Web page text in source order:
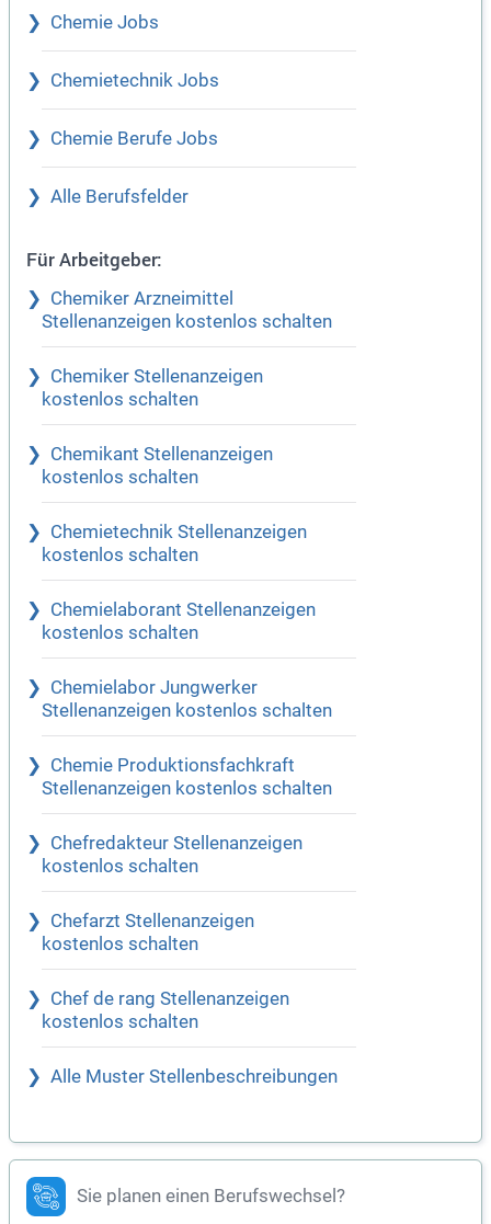
Chemie Jobs
Chemietechnik Jobs
Chemie Berufe Jobs
Alle Berufsfelder
Für Arbeitgeber:
Chemiker Arzneimittel
Stellenanzeigen kostenlos schalten
Chemiker Stellenanzeigen
kostenlos schalten
Chemikant Stellenanzeigen
kostenlos schalten
Chemietechnik Stellenanzeigen
kostenlos schalten
Chemielaborant Stellenanzeigen
kostenlos schalten
Chemielabor Jungwerker
Stellenanzeigen kostenlos schalten
Chemie Produktionsfachkraft
Stellenanzeigen kostenlos schalten
Chefredakteur Stellenanzeigen
kostenlos schalten
Chefarzt Stellenanzeigen
kostenlos schalten
Chef de rang Stellenanzeigen
kostenlos schalten
Alle Muster Stellenbeschreibungen
Sie planen einen Berufswechsel?